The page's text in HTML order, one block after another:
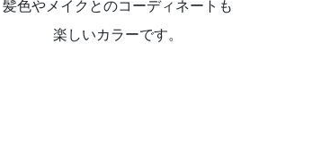
髪色やメイクとのコーディネートも
楽しいカラーです。